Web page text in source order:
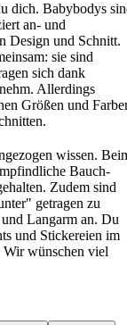
dich. Babybodys
an- und
Design und Schnitt.
sie sind
sich dank
Allerdings
Größen und
wissen.
Bauch-
Zudem sind
getragen zu
Langarm an. Du
und Stickereien im
Wir wünschen viel